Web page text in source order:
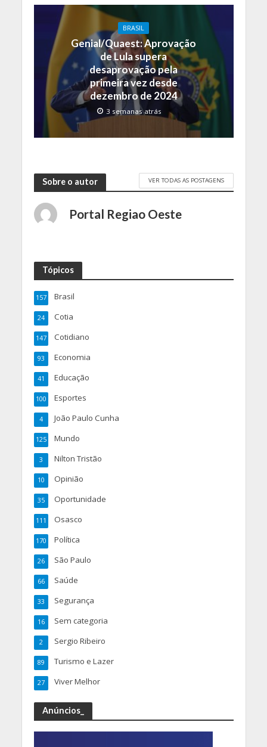
BRASIL
Genial/Quaest: Aprovação
de Lula supera
desaprovação pela
primeira vez desde
dezembro de 2024
3 semanas atrás
Sobre o autor VER TODAS AS POSTAGENS
Portal Regiao Oeste
Tópicos
Brasil
157
Cotia
24
Cotidiano
147
Economia
93
Educação
41
Esportes
100
João Paulo Cunha
4
Mundo
125
Nilton Tristão
3
Opinião
10
Oportunidade
35
Osasco
111
Política
170
São Paulo
26
Saúde
66
Segurança
33
Sem categoria
16
Sergio Ribeiro
2
Turismo e Lazer
89
Viver Melhor
27
Anúncios_